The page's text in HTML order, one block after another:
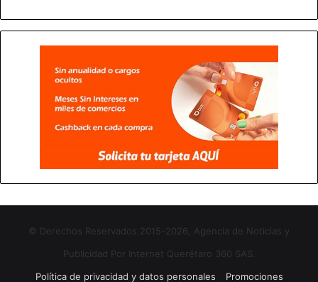
© Derechos Reservados 2015-2026, Agencia de Noticias y
Publicidad Por Internet Querétaro 360 SAS.
Política de privacidad y datos personales
Promociones